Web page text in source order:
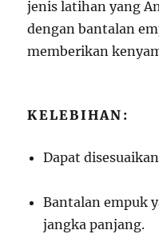
jenis latihan yang
dengan bantalan
memberikan
KELEBIHAN:
Dapat
Bantalan empuk
jangka panjang.